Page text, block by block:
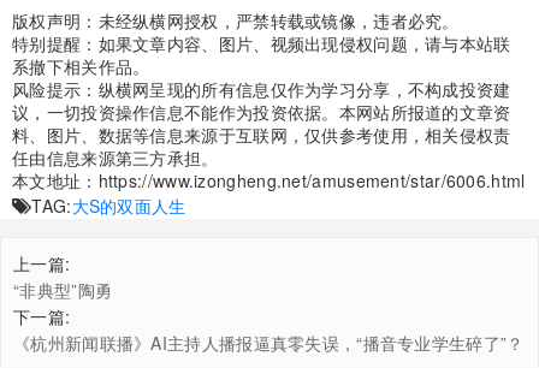
版权声明：未经纵横网授权，严禁转载或镜像，违者必究。
特别提醒：如果文章内容、图片、视频出现侵权问题，请与本站联
系撤下相关作品。
风险提示：纵横网呈现的所有信息仅作为学习分享，不构成投资建
议，一切投资操作信息不能作为投资依据。本网站所报道的文章资
料、图片、数据等信息来源于互联网，仅供参考使用，相关侵权责
任由信息来源第三方承担。
本文地址： https://www.izongheng.net/amusement/star/6006.html
TAG:大S的双面人生
上一篇:
“非典型”陶勇
下一篇:
《杭州新闻联播》AI主持人播报逼真零失误，“播音专业学生碎了”？